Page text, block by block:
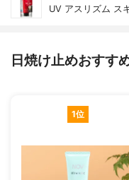
UV アスリズム ス
日焼け止めおすす
1位